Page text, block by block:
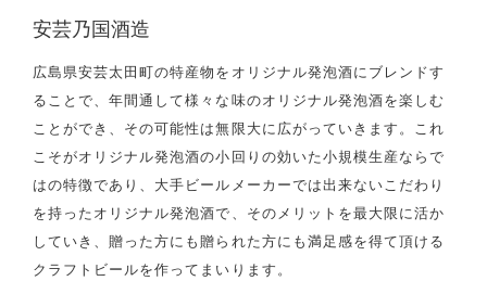
安芸乃国酒造
広島県安芸太田町の特産物をオリジナル発泡酒にブレンドす
ることで、年間通して様々な味のオリジナル発泡酒を楽しむ
ことができ、その可能性は無限大に広がっていきます。これ
こそがオリジナル発泡酒の小回りの効いた小規模生産ならで
はの特徴であり、大手ビールメーカーでは出来ないこだわり
を持ったオリジナル発泡酒で、そのメリットを最大限に活か
していき、贈った方にも贈られた方にも満足感を得て頂ける
クラフトビールを作ってまいります。